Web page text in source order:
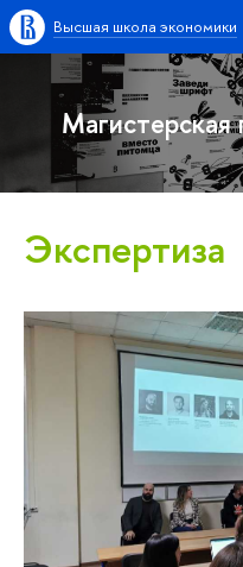
Высшая школа экономики
Экспертиза